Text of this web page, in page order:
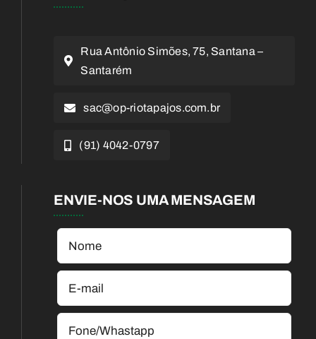
Rua Antônio Simões, 75, Santana –
Santarém
sac@op-riotapajos.com.br
(91) 4042-0797
ENVIE-NOS UMA MENSAGEM